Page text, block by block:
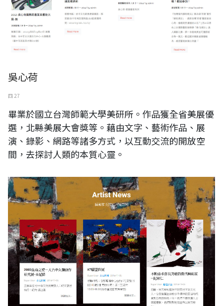
吳心荷
四 27
畢業於國立台灣師範大學美研所。作品獲全省美展優
選，北縣美展大會獎等。藉由文字、藝術作品、展
演、錄影、網路等諸多方式，以互動交流的開放空
間，去探討人類的本質心靈。